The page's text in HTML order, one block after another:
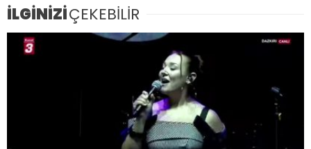
İLGİNİZİÇEKEBİLİR